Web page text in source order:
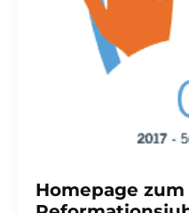
Homepage zum